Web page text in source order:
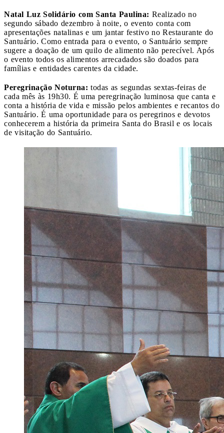
Natal Luz Solidário com Santa Paulina: Realizado no
segundo sábado dezembro à noite, o evento conta com
apresentações natalinas e um jantar festivo no Restaurante do
Santuário. Como entrada para o evento, o Santuário sempre
sugere a doação de um quilo de alimento não perecível. Após
o evento todos os alimentos arrecadados são doados para
famílias e entidades carentes da cidade.
Peregrinação Noturna: todas as segundas sextas-feiras de
cada mês às 19h30. É uma peregrinação luminosa que canta e
conta a história de vida e missão pelos ambientes e recantos do
Santuário. É uma oportunidade para os peregrinos e devotos
conhecerem a história da primeira Santa do Brasil e os locais
de visitação do Santuário.